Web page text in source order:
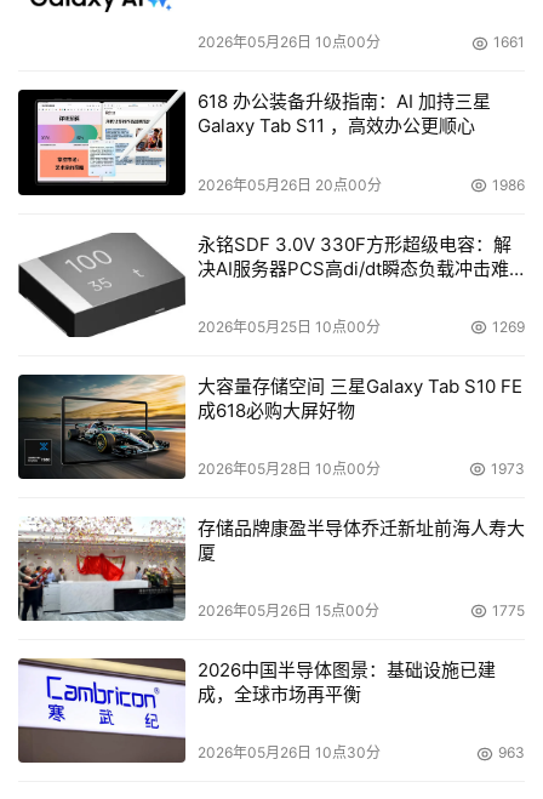
2026年05月26日 10点00分 1661
618 办公装备升级指南：AI 加持三星
Galaxy Tab S11 ，高效办公更顺心
2026年05月26日 20点00分 1986
永铭SDF 3.0V 330F方形超级电容：解
决AI服务器PCS高di/dt瞬态负载冲击难
2026年05月25日 10点00分 1269
大容量存储空间 三星Galaxy Tab S10 FE
成618必购大屏好物
2026年05月28日 10点00分 1973
存储品牌康盈半导体乔迁新址前海人寿大
厦
2026年05月26日 15点00分 1775
2026中国半导体图景：基础设施已建
成，全球市场再平衡
2026年05月26日 10点30分 963